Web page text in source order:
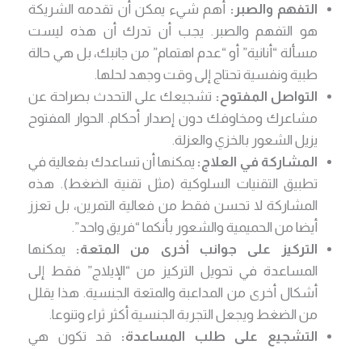
التفهم والصبر: أهم شيء يمكن أن تقدمه الشريكة
هو التفهم والصبر. يجب أن تدرك أن هذه ليست
مسألة “أنانية” أو “عدم اهتمام” من جانبك، بل هي حالة
طبية ونفسية تحتاج إلى وقت وجهد لحلها.
التواصل المفتوح: تشجيعك على التحدث بصراحة عن
مشاعرك ومخاوفك دون إصدار أحكام. الحوار المفتوح
يزيل الشعور بالخزي والعزلة.
المشاركة في العلاج: يمكنها أن تساعدك بفعالية في
تطبيق التقنيات السلوكية (مثل تقنية الضغط). هذه
المشاركة لا تحسن فقط من فعالية التمرين، بل تعزز
أيضا من الحميمية والشعور بأنكما “فريق واحد”.
التركيز على جوانب أخرى من المتعة: يمكنها
المساعدة في تحويل التركيز من “الإيلاج” فقط إلى
أشكال أخرى من المداعبة والمتعة الجنسية. هذا يقلل
من الضغط ويجعل التجربة الجنسية أكثر ثراء وتنوعا.
التشجيع على طلب المساعدة: قد تكون هي